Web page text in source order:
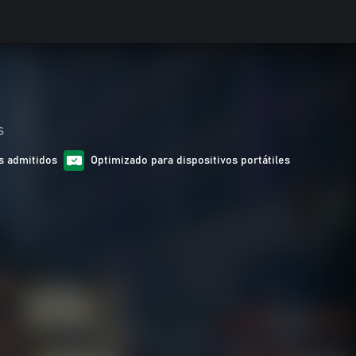
admitidos Optimizado para dispositivos portátiles